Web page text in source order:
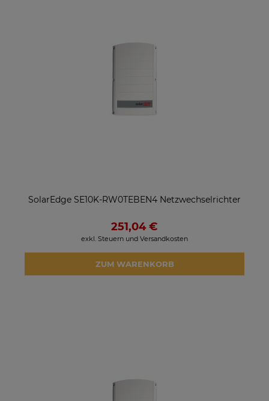
SolarEdge SE10K-RW0TEBEN4 Netzwechselrichter
251,04 €
exkl. Steuern und Versandkosten
ZUM WARENKORB